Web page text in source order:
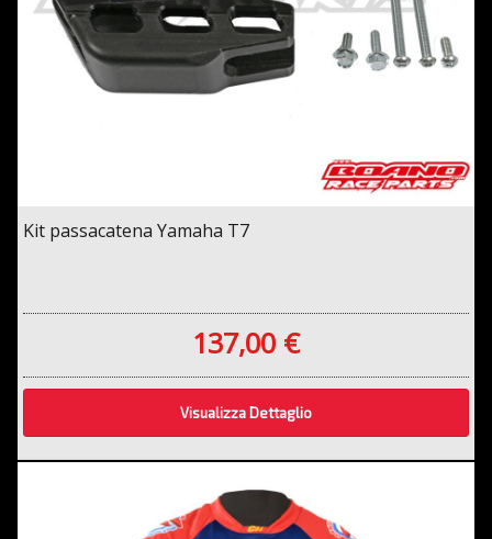
Kit passacatena Yamaha T7
137,00 €
Visualizza Dettaglio